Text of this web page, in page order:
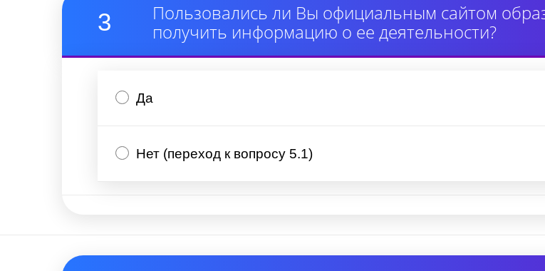
3
Пользовались ли Вы официальным сайтом
получить информацию о ее деятельности?
Да
Нет (переход к вопросу 5.1)